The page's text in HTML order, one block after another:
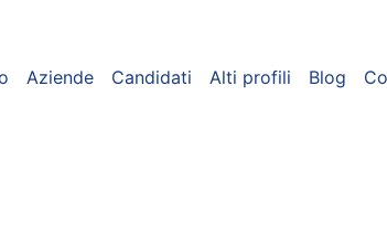
Aziende Candidati Alti profili Blog